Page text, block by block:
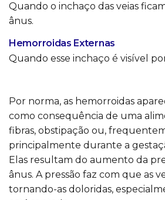
Quando o inchaço das veias
ânus.
Hemorroidas Externas
Quando esse inchaço é visível
Por norma, as hemorroidas
como consequência de uma
fibras, obstipação ou,
principalmente durante a
Elas resultam do aumento da
ânus. A pressão faz com que as
tornando-as doloridas,